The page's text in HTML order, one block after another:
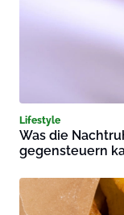
Lifestyle
Was die
gegensteuern